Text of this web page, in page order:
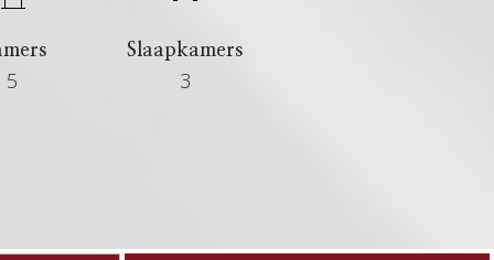
5
Slaapkamers
3